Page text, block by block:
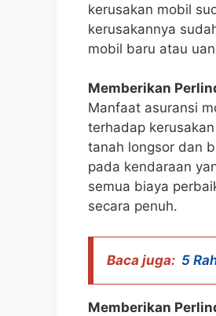
kerusakan mobil
kerusakannya
mobil baru atau
Memberikan
Manfaat asuransi
terhadap
tanah longsor dan
pada kendaraan
semua biaya
secara penuh.
Baca juga: 5
Memberikan